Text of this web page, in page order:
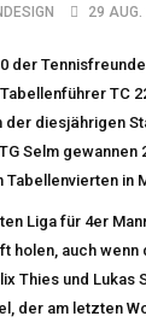
29
der
TC
der diesjährigen
Selm
Tabellenvierten in
Liga für 4er
holen, auch
Thies und
der am letzten